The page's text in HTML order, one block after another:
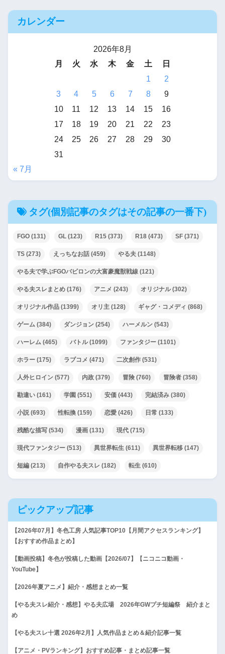
カレンダー
2026年8月
月
火 水 木 金 土
日
1
2
3
4 5 6 7 8
9
10
11 12 13 14 15
16
17
18 19 20 21 22
23
24
25 26 27 28 29
30
31
« 7月
タグ(個別記事のタグはその記事の一番下)
FGO (131) GL (123) R15 (373) R18 (473) SF (371)
TS (273) えっちなお話 (459) やる夫 (1148)
やる夫で学ぶFGOバビロンの大富豪魔獣戦線 (121)
やる夫スレまとめ (176) アニメ (243) オリジナル(302)
オリジナル作品 (1399) オリ主 (128) ギャグ・コメディ (868)
ゲーム (384) ダンジョン (254) ハーメルン (543)
ハーレム (465) バトル(1099) ファンタジー (1101)
ホラー (175) ラブコメ (471) 二次創作 (531)
人外ヒロイン (577) 内政 (379) 冒険 (760) 冒険者 (358)
勘違い (161) 学園 (551) 安価 (443) 完結済み (380)
小説 (693) 性転換 (159) 恋愛 (426) 日常 (133)
残酷な描写 (534) 漫画 (131) 現代 (715)
現代ファンタジー (513) 異世界転生 (611) 異世界転移 (147)
短編 (213) 自作やる夫スレ (182) 転生 (610)
ピックアップ記事
【2026年07月】冬色工房 人気記事TOP10【月間アクセスランキング】
【おすすめ作品まとめ】
【動画投稿】冬色が投稿した動画【2026/07】【ニコニコ動画・
YouTube】
【2026年夏アニメ】紹介・感想まとめ一覧
【やる夫スレ紹介・感想】やる夫広場 2026年GWプチ短編祭 紹介まと
め
【やる夫スレ十選 2026年2月】人気作品まとめ＆紹介記事一覧
【アニメ・PVランキング】おすすめ記事・まとめ記事一覧